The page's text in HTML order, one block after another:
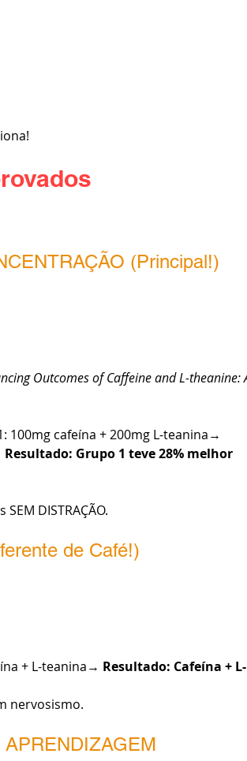
(Principal!)
Outcomes of Caffeine and L-theanine:
cafeína + 200mg L-teanina→
Resultado: Grupo 1 teve 28% melhor
DISTRAÇÃO.
de Café!)
+ L-teanina→ Resultado: Cafeína + L-
nervosismo.